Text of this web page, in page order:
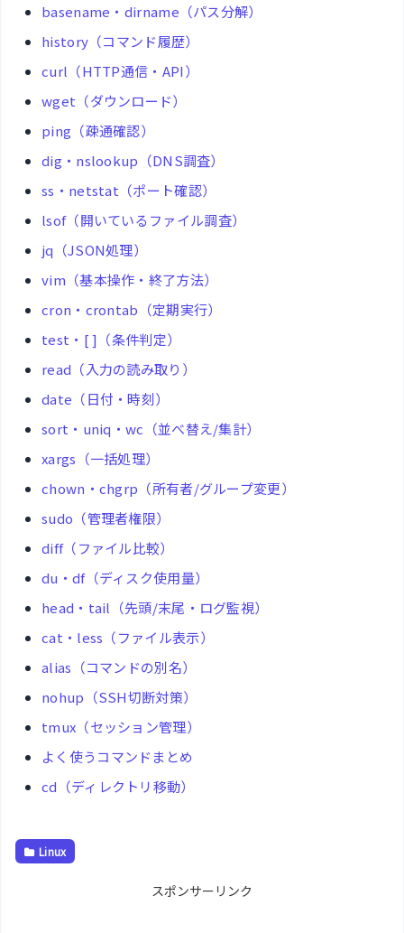
basename・dirname（パス分解）
history（コマンド履歴）
curl（HTTP通信・API）
wget（ダウンロード）
ping（疎通確認）
dig・nslookup（DNS調査）
ss・netstat（ポート確認）
lsof（開いているファイル調査）
jq（JSON処理）
vim（基本操作・終了方法）
cron・crontab（定期実行）
test・[ ]（条件判定）
read（入力の読み取り）
date（日付・時刻）
sort・uniq・wc（並べ替え/集計）
xargs（一括処理）
chown・chgrp（所有者/グループ変更）
sudo（管理者権限）
diff（ファイル比較）
du・df（ディスク使用量）
head・tail（先頭/末尾・ログ監視）
cat・less（ファイル表示）
alias（コマンドの別名）
nohup（SSH切断対策）
tmux（セッション管理）
よく使うコマンドまとめ
cd（ディレクトリ移動）
Linux
スポンサーリンク